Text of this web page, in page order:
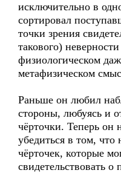
исключительно в
сортировал
точки зрения
такового)
физиологическом
метафизическом
Раньше он любил
стороны, любуясь и
чёрточки. Теперь он
убедиться в том,
чёрточек, которые
свидетельствовать